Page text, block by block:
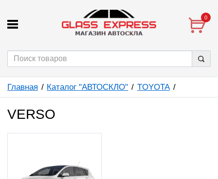
0
Главная Каталог "АВТОСКЛО" TOYOTA
VERSO